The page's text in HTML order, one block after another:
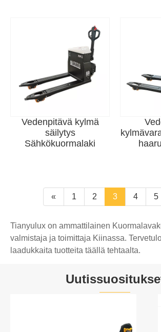
Vedenpitävä kylmä
säilytys
Sähkökuormalaki
« 1 2 3 4 5
Tianyulux on ammattilainen
valmistaja ja toimittaja Kiinassa.
laadukkaita tuotteita täällä tehtaalta.
Hebein TianyuLux debytoi TILOG -